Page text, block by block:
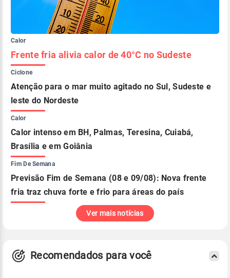
Calor
Frente fria alivia calor de 40°C no Sudeste
Ciclone
Atenção para o mar muito agitado no Sul, Sudeste e
leste do Nordeste
Calor
Calor intenso em BH, Palmas, Teresina, Cuiabá,
Brasília e em Goiânia
Fim De Semana
Previsão Fim de Semana (08 e 09/08): Nova frente
fria traz chuva forte e frio para áreas do país
Ver mais notícias
Recomendados para você